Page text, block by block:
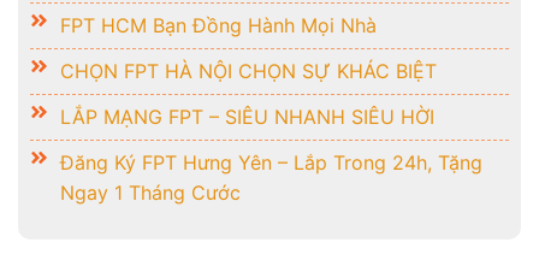
FPT HCM Bạn Đồng Hành Mọi Nhà
CHỌN FPT HÀ NỘI CHỌN SỰ KHÁC BIỆT
LẮP MẠNG FPT – SIÊU NHANH SIÊU HỜI
Đăng Ký FPT Hưng Yên – Lắp Trong 24h, Tặng
Ngay 1 Tháng Cước